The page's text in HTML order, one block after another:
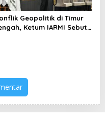
Geopolitik di Timur
Ketum IARMI Sebut